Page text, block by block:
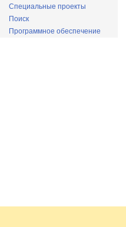
Специальные проекты
Поиск
Программное обеспечение